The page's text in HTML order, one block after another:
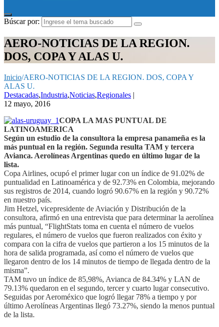
Búscar por:
AERO-NOTICIAS DE LA REGION.
DOS, COPA Y ALAS U.
Inicio/AERO-NOTICIAS DE LA REGION. DOS, COPA Y
ALAS U.
Destacadas,Industria,Noticias,Regionales |
12 mayo, 2016
COPA LA MAS PUNTUAL DE
LATINOAMERICA
Según un estudio de la consultora la empresa panameña es la
más puntual en la región. Segunda resulta TAM y tercera
Avianca. Aerolíneas Argentinas quedo en último lugar de la
lista.
Copa Airlines, ocupó el primer lugar con un índice de 91.02% de
puntualidad en Latinoamérica y de 92.73% en Colombia, mejorando
sus registros de 2014, cuando logró 90.67% en la región y 90.72%
en nuestro país.
Jim Hetzel, vicepresidente de Aviación y Distribución de la
consultora, afirmó en una entrevista que para determinar la aerolínea
más puntual, “FlightStats toma en cuenta el número de vuelos
regulares, el número de vuelos que fueron realizados con éxito y
compara con la cifra de vuelos que partieron a los 15 minutos de la
hora de salida programada, así como el número de vuelos que
llegaron dentro de los 14 minutos de tiempo de llegada dentro de la
misma”.
TAM tuvo un índice de 85,98%, Avianca de 84.34% y LAN de
79.13% quedaron en el segundo, tercer y cuarto lugar consecutivo.
Seguidas por Aeroméxico que logró llegar 78% a tiempo y por
último Aerolíneas Argentinas llegó 73.27%, siendo la menos puntual
de la lista.